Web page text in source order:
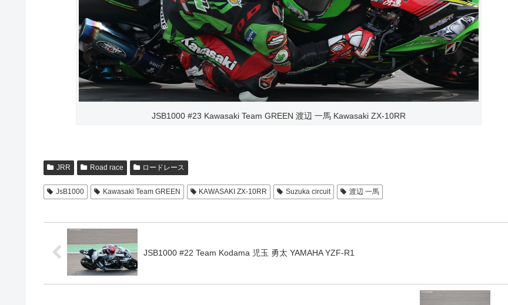
JSB1000 #23 Kawasaki Team GREEN 渡辺 一馬 Kawasaki ZX-10RR
JRR Road race ロードレース
JsB1000 Kawasaki Team GREEN KAWASAKI ZX-10RR Suzuka circuit 渡辺 一馬
JSB1000 #22 Team Kodama 児玉 勇太 YAMAHA YZF-R1